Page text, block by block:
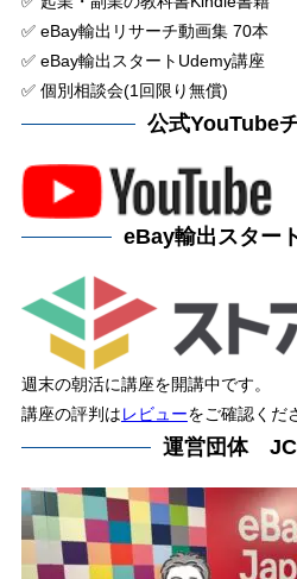
✅ eBay輸出リサーチ動画集 70本
✅ eBay輸出スタートUdemy講座
✅ 個別相談会(1回限り無償)
公式YouTube
eBay輸出スター
週末の朝活に講座を開講中です。
講座の評判はレビューをご確認くだ
運営団体